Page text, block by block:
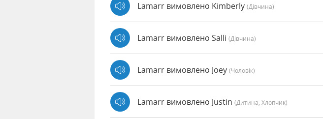
Lamarr вимовлено Kimberly (дівчина)
Lamarr вимовлено Salli (дівчина)
Lamarr вимовлено Joey (чоловік)
Lamarr вимовлено Justin (дитина, Хлопчик)